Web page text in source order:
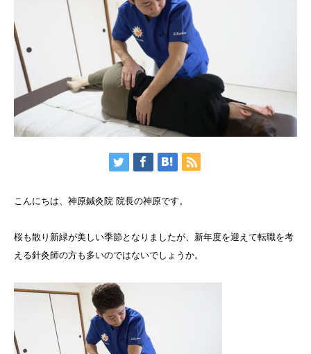
こんにちは、神原鍼灸院 院長の神原です。
桜も散り新緑が美しい季節となりましたが、新年度を迎えて転職を考
える針灸師の方も多いのではないでしょうか。